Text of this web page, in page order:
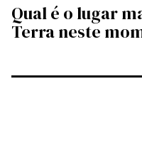
Qual é o lugar
Terra neste